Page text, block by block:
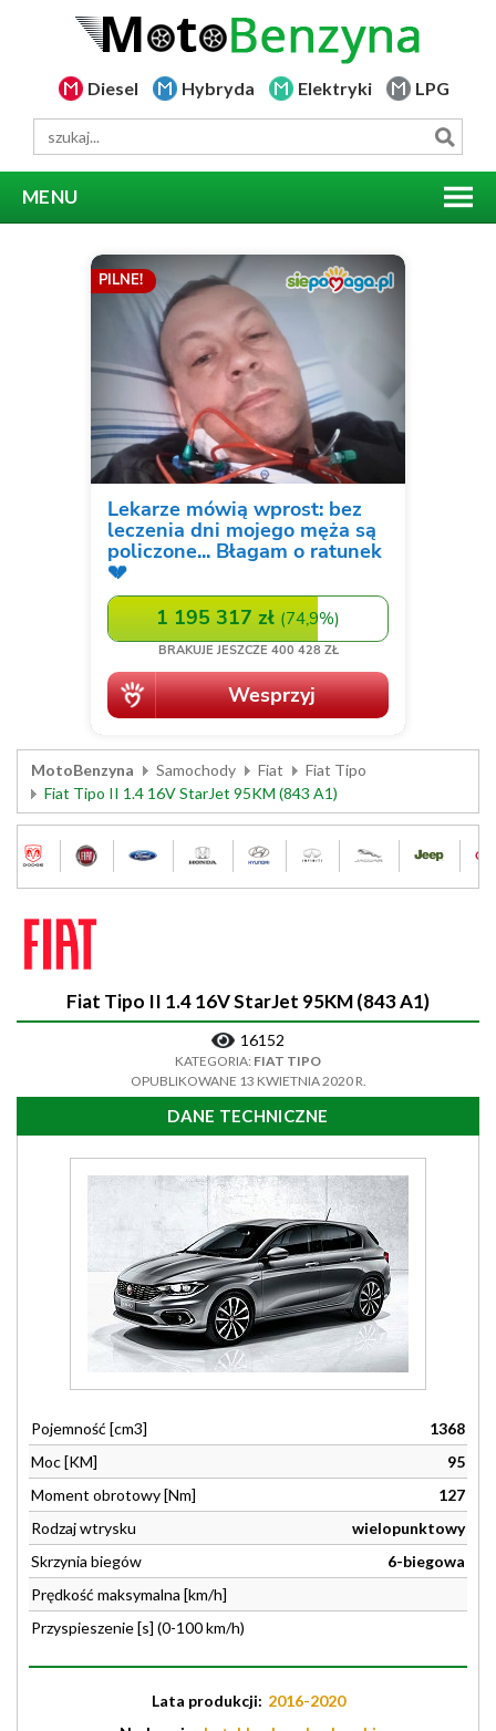
Diesel Hybryda Elektryki LPG
MENU
MotoBenzyna Samochody Fiat
Fiat Tipo
Fiat Tipo II 1.4 16V StarJet 95KM (843 A1)
Fiat Tipo II 1.4 16V StarJet 95KM (843 A1)
16152
KATEGORIA: FIAT TIPO
OPUBLIKOWANE 13 KWIETNIA 2020 R.
DANE TECHNICZNE
Pojemność [cm3]
1368
Moc [KM]
95
Moment obrotowy [Nm]
127
Rodzaj wtrysku
wielopunktowy
Skrzynia biegów
6-biegowa
Prędkość maksymalna [km/h]
Przyspieszenie [s] (0-100 km/h)
Lata produkcji: 2016-2020